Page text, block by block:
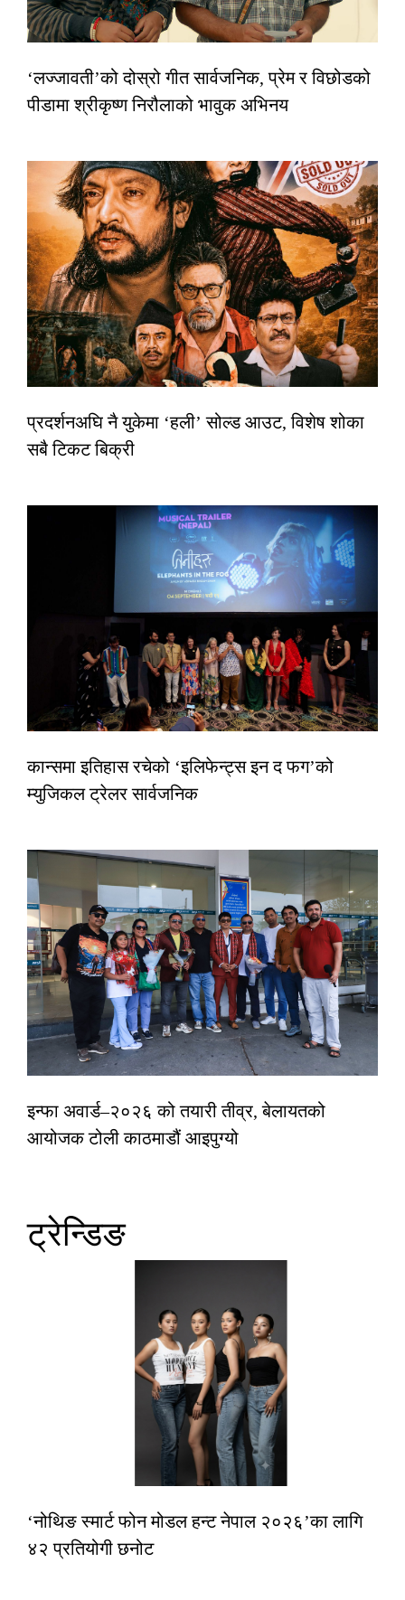
‘लज्जावती’को दोस्रो गीत सार्वजनिक, प्रेम र विछोडको
पीडामा श्रीकृष्ण निरौलाको भावुक अभिनय
प्रदर्शनअघि नै युकेमा ‘हली’ सोल्ड आउट, विशेष शोका
सबै टिकट बिक्री
कान्समा इतिहास रचेको ‘इलिफेन्ट्स इन द फग’को
म्युजिकल ट्रेलर सार्वजनिक
इन्फा अवार्ड–२०२६ को तयारी तीव्र, बेलायतको
आयोजक टोली काठमाडौं आइपुग्यो
ट्रेन्डिङ
‘नोथिङ स्मार्ट फोन मोडल हन्ट नेपाल २०२६’का लागि
४२ प्रतियोगी छनोट